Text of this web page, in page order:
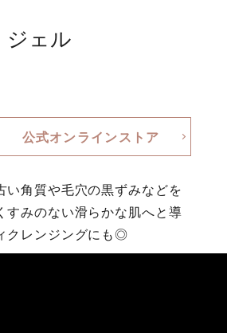
ジェル
公式オンラインストア
い角質や毛穴の黒ずみなどを
すみのない滑らかな肌へと導
クレンジングにも◎